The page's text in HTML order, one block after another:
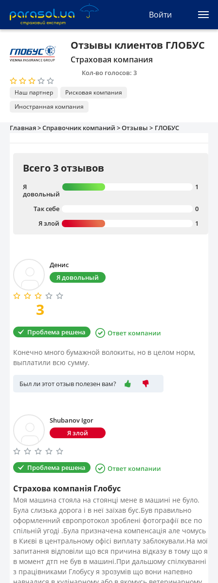
Войти
(093) 170-33-90
Ua En
Все сервисы
Автогражданка
Зеленая карта
Туристическая
Автоюрист
Справочник компаний
Новости
Партнерская программа
Отзывы клиентов ГЛОБУС
Страховая компания
Кол-во голосов: 3
Наш партнер
Рисковая компания
Иностранная компания
Главная >Справочник компаний >Отзывы > ГЛОБУС
Всего 3 отзывов
Я
довольный
1
Так себе
0
Я злой
1
Денис
Я довольный
3
Проблема решена
Конечно много бумажной волокиты, но в целом норм,
выплатили всю сумму.
Был ли этот отзыв полезен вам?
Shubanov Igor
Я злой
Проблема решена
Страхова компанія Глобус
Моя машина стояла на стоянці мене в машині не було.
Була слизька дорога і в неї заїхав бус.Був правильно
оформленний європротокол зроблені фотографії все по
спільній угоді .Була призначена компенсація але чомусь
в Києві в центральному офісі виплату заблокували.На мої
запитання відповіли що вся причина відказу в тому що я
в момент дтп не був в машині.При дальшому спілкуванні
з працівниками Глобусу я зрозумів що вони напевно